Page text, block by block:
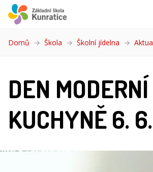
Domů Škola Školní jídelna
DEN MODERNÍ
KUCHYNĚ 6.